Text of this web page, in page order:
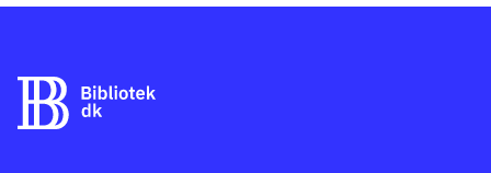
amerikanske Laura Lippman (f.
1959). Hun kan i mange henseender